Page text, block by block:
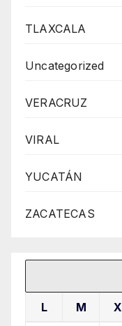
TLAXCALA
Uncategorized
VERACRUZ
VIRAL
YUCATÁN
ZACATECAS
L M X